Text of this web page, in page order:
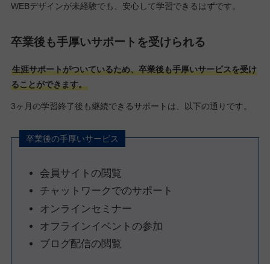
WEBデザインが未経験でも、安心して学習できるはずです。
卒業後も手厚いサポートを受けられる
生涯サポートがついているため、卒業後も手厚いサービスを受け
ることができます。
3ヶ月の学習終了後も継続できるサポートは、以下の通りです。
卒業後の手厚いサービス
会員サイトの閲覧
チャットワークでのサポート
オンラインセミナー
オフラインイベントの参加
ブログ配信の閲覧